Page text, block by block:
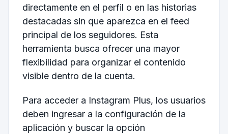
directamente en el perfil o en las historias
destacadas sin que aparezca en el feed
principal de los seguidores. Esta
herramienta busca ofrecer una mayor
flexibilidad para organizar el contenido
visible dentro de la cuenta.
Para acceder a Instagram Plus, los usuarios
deben ingresar a la configuración de la
aplicación y buscar la opción